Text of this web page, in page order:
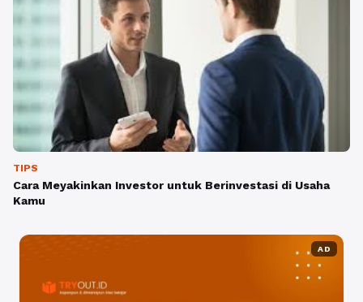
TIPS
Cara Meyakinkan Investor untuk Berinvestasi di Usaha
Kamu
AD